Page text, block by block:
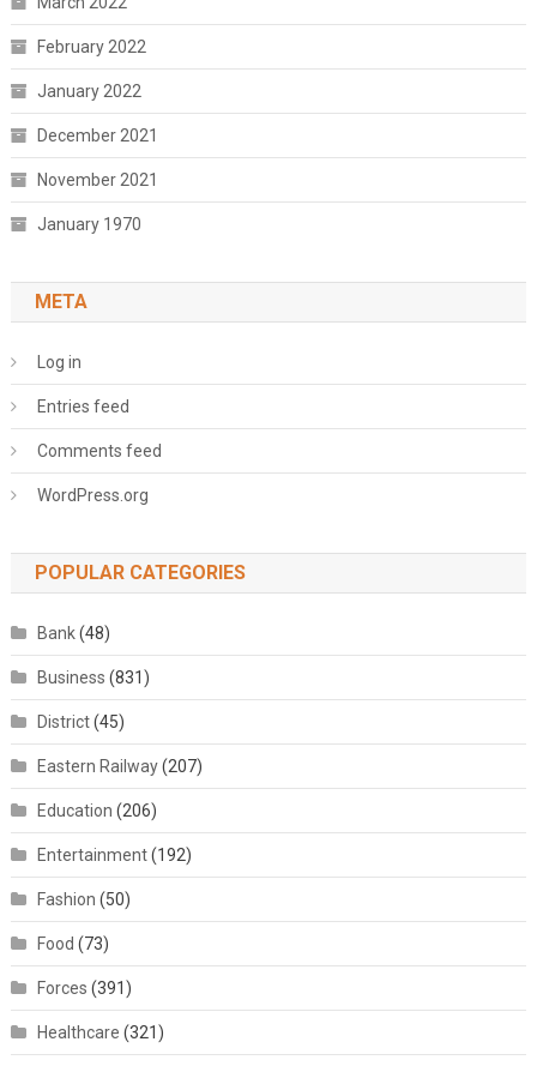
February 2022
January 2022
December 2021
November 2021
January 1970
META
Log in
Entries feed
Comments feed
WordPress.org
POPULAR CATEGORIES
Bank(48)
Business (831)
District(45)
Eastern Railway(207)
Education (206)
Entertainment(192)
Fashion (50)
Food (73)
Forces (391)
Healthcare (321)